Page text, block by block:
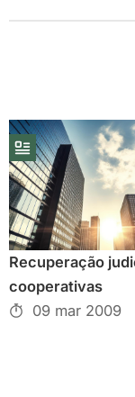
Recuperação
cooperativas
09 mar 2009